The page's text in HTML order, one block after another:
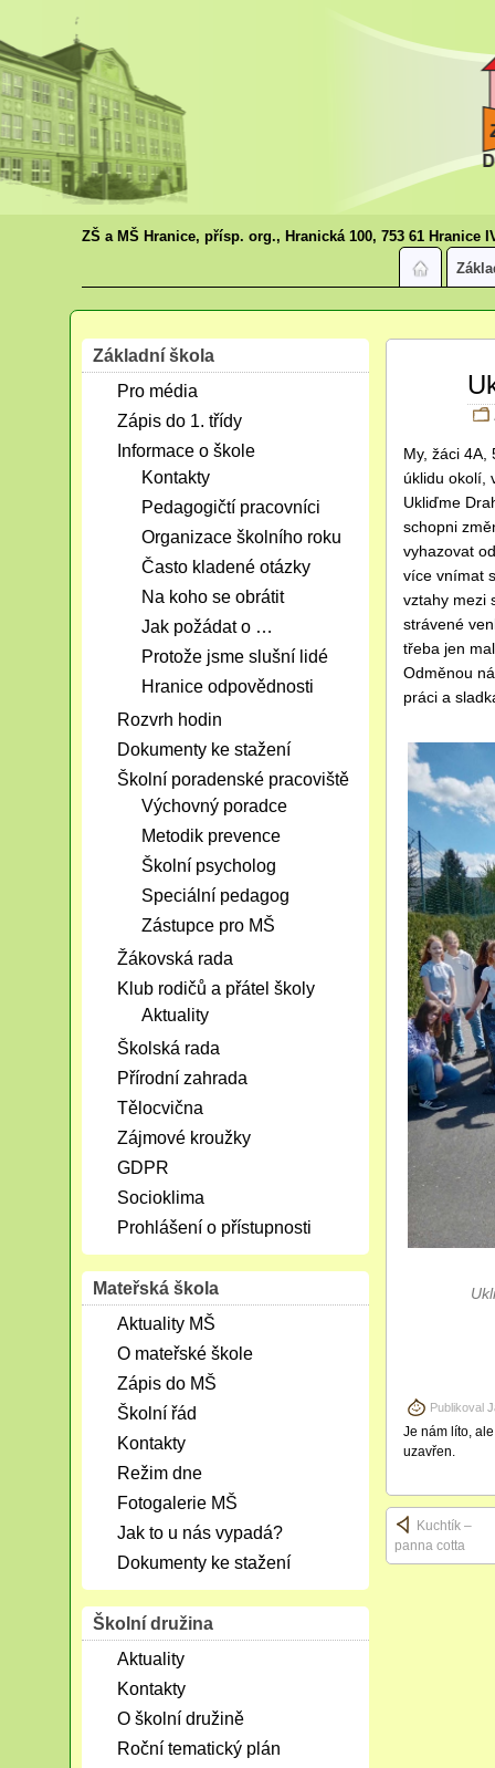
ZŠ a MŠ Hranice, přísp. org., Hranická 100, 753 61 Hranice
My, žáci 4A,
úklidu okolí,
Ukliďme
schopni
vyhazovat
více vnímat
vztahy mezi
strávené
třeba jen
Odměnou
práci a
Publikoval
Je nám líto,
uzavřen.
Kuchtík –
panna cotta
Základní škola
Pro média
Zápis do 1. třídy
Informace o škole
Kontakty
Pedagogičtí pracovníci
Organizace školního roku
Často kladené otázky
Na koho se obrátit
Jak požádat o …
Protože jsme slušní lidé
Hranice odpovědnosti
Rozvrh hodin
Dokumenty ke stažení
Školní poradenské pracoviště
Výchovný poradce
Metodik prevence
Školní psycholog
Speciální pedagog
Zástupce pro MŠ
Žákovská rada
Klub rodičů a přátel školy
Aktuality
Školská rada
Přírodní zahrada
Tělocvična
Zájmové kroužky
GDPR
Socioklima
Prohlášení o přístupnosti
Mateřská škola
Aktuality MŠ
O mateřské škole
Zápis do MŠ
Školní řád
Kontakty
Režim dne
Fotogalerie MŠ
Jak to u nás vypadá?
Dokumenty ke stažení
Školní družina
Aktuality
Kontakty
O školní družině
Roční tematický plán